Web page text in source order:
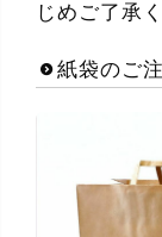
じめご了承
紙袋のご